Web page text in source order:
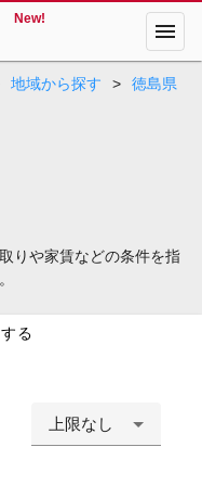
New! menu
地域から探す >
徳島県
りや家賃などの条件を指
る
上限なし